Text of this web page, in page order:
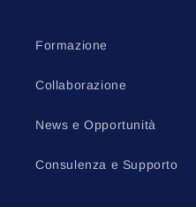
Formazione
Collaborazione
News e Opportunità
Consulenza e Supporto